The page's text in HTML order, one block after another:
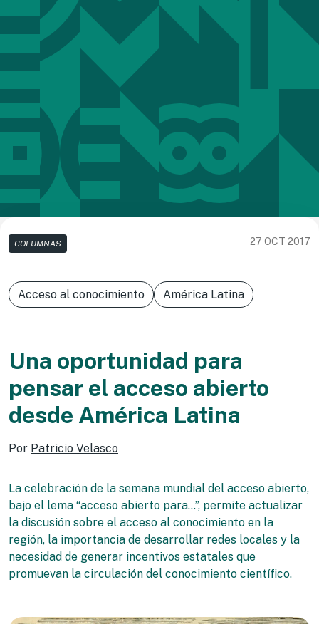
COLUMNAS 27 OCT 2017
Acceso al conocimiento América Latina
Una oportunidad para
pensar el acceso abierto
desde América Latina
Por Patricio Velasco
La celebración de la semana mundial del acceso abierto,
bajo el lema “acceso abierto para…”, permite actualizar
la discusión sobre el acceso al conocimiento en la
región, la importancia de desarrollar redes locales y la
necesidad de generar incentivos estatales que
promuevan la circulación del conocimiento científico.